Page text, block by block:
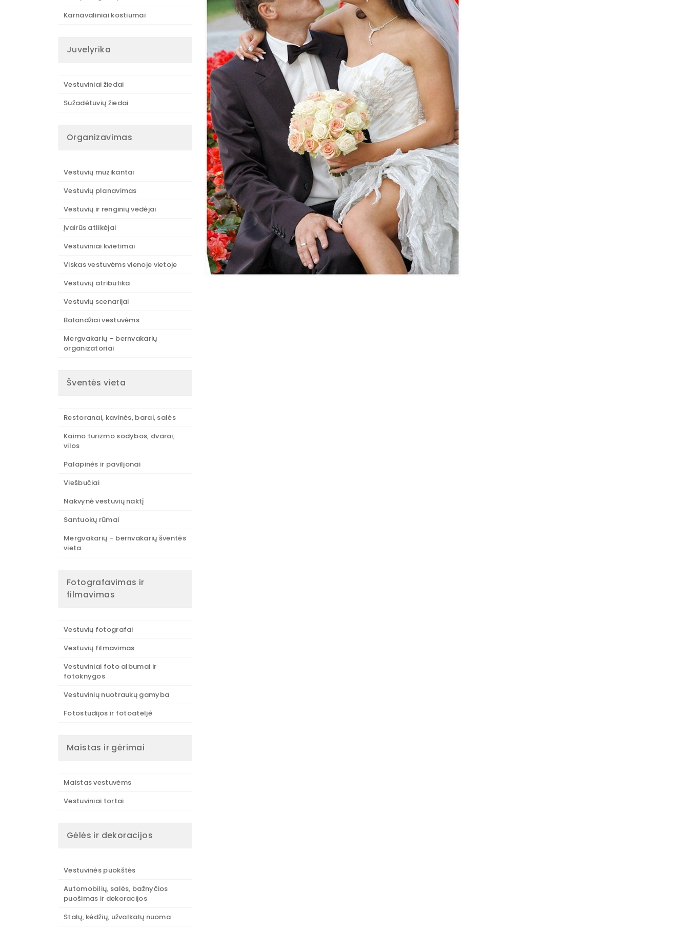
Karnavaliniai kostiumai
Juvelyrika
Vestuviniai žiedai
Sužadėtuvių žiedai
Organizavimas
Vestuvių muzikantai
Vestuvių planavimas
Vestuvių ir renginių vedėjai
Įvairūs atlikėjai
Vestuviniai kvietimai
Viskas vestuvėms vienoje vietoje
Vestuvių atributika
Vestuvių scenarijai
Balandžiai vestuvėms
Mergvakarių – bernvakarių
organizatoriai
Šventės vieta
Restoranai, kavinės, barai, salės
Kaimo turizmo sodybos, dvarai,
vilos
Palapinės ir paviljonai
Viešbučiai
Nakvynė vestuvių naktį
Santuokų rūmai
Mergvakarių – bernvakarių šventės
vieta
Fotografavimas ir
filmavimas
Vestuvių fotografai
Vestuvių filmavimas
Vestuviniai foto albumai ir
fotoknygos
Vestuvinių nuotraukų gamyba
Fotostudijos ir fotoateljė
Maistas ir gėrimai
Maistas vestuvėms
Vestuviniai tortai
Gėlės ir dekoracijos
Vestuvinės puokštės
Automobilių, salės, bažnyčios
puošimas ir dekoracijos
Stalų, kėdžių, užvalkalų nuoma